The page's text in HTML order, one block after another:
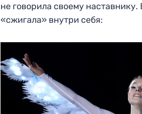
не говорила своему
«сжигала» внутри себя: